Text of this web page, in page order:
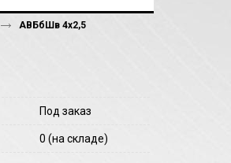
АВБбШв 4х2,5
Под заказ
0 (на складе)